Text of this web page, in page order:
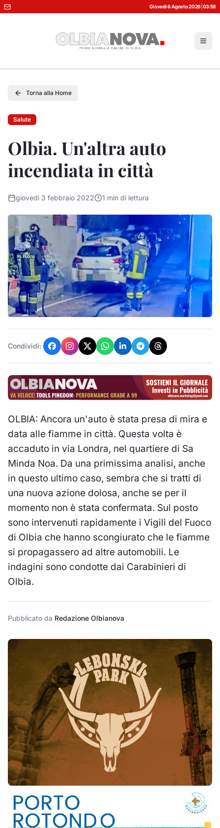
Giovedì 6 Agosto 2026 03:58
Torna alla Home
Salute
Olbia. Un'altra auto
incendiata in città
giovedì 3 febbraio 2022 1 min di lettura
Condividi:
OLBIA: Ancora un'auto è stata presa di mira e
data alle fiamme in città. Questa volta è
accaduto in via Londra, nel quartiere di Sa
Minda Noa. Da una primissima analisi, anche
in questo ultimo caso, sembra che si tratti di
una nuova azione dolosa, anche se per il
momento non è stata confermata. Sul posto
sono intervenuti rapidamente i Vigili del Fuoco
di Olbia che hanno scongiurato che le fiamme
si propagassero ad altre automobili. Le
indagini sono condotte dai Carabinieri di
Olbia.
Pubblicato da Redazione Olbianova